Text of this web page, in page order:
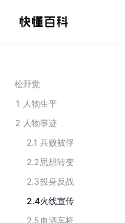
松野觉
1 人物生平
2 人物事迹
2.1 兵败被俘
2.2思想转变
2.3投身反战
2.4火线宣传
2.5 血洒车桥